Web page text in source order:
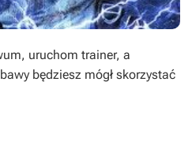
uruchom trainer, a
będziesz mógł skorzystać